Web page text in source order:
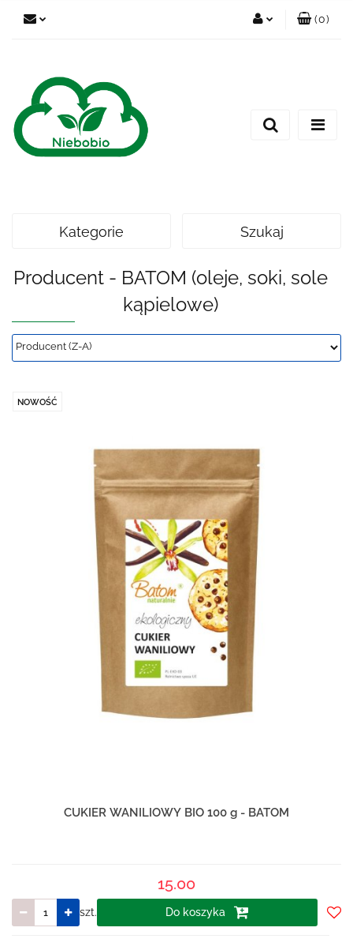
(0)
Kategorie Szukaj
Producent - BATOM (oleje, soki, sole
kąpielowe)
NOWOŚĆ
CUKIER WANILIOWY BIO 100 g - BATOM
15.00
szt. Do koszyka